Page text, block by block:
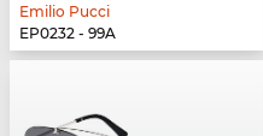
Emilio Pucci
EP0232 - 99A